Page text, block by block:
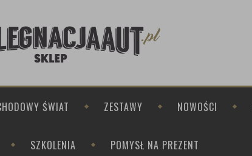
ŚWIAT ZESTAWY NOWOŚCI
SZKOLENIA POMYSŁ NA PREZENT